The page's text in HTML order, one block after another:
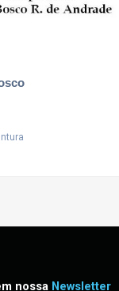
nossa Newsletter